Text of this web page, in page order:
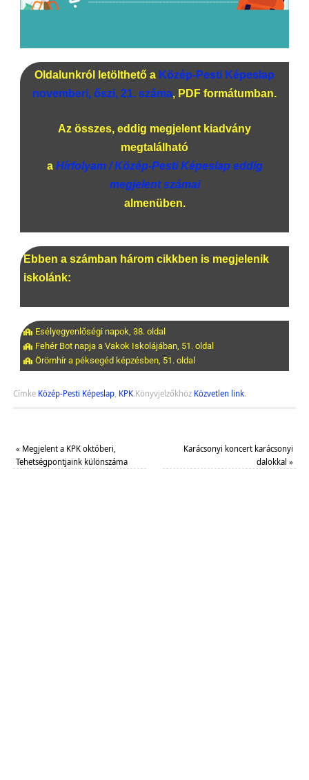
Oldalunkról letölthető a Közép-Pesti Képeslap
novemberi, őszi, 21. száma, PDF formátumban.
Az összes, eddig megjelent kiadvány
megtalálható
a Hírfolyam / Közép-Pesti Képeslap eddig
megjelent számai
almenüben.
Ebben a számban három cikkben is megjelenik
iskolánk:
Esélyegyenlőségi napok, 38. oldal
Fehér Bot napja a Vakok Iskolájában, 51. oldal
Örömhír a péksegéd képzésben, 51. oldal
Címke Közép-Pesti Képeslap, KPK.Könyvjelzőkhöz Közvetlen link.
« Megjelent a KPK októberi,
Tehetségpontjaink különszáma
Karácsonyi koncert karácsonyi
dalokkal»